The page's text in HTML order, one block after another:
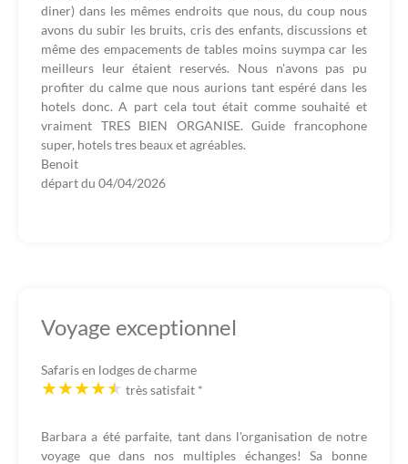
diner) dans les mêmes endroits que nous, du coup nous
avons du subir les bruits, cris des enfants, discussions et
même des empacements de tables moins suympa car les
meilleurs leur étaient reservés. Nous n'avons pas pu
profiter du calme que nous aurions tant espéré dans les
hotels donc. A part cela tout était comme souhaité et
vraiment TRES BIEN ORGANISE. Guide francophone
super, hotels tres beaux et agréables.
Benoit
départ du 04/04/2026
Voyage exceptionnel
Safaris en lodges de charme
très satisfait *
Barbara a été parfaite, tant dans l'organisation de notre
voyage que dans nos multiples échanges! Sa bonne